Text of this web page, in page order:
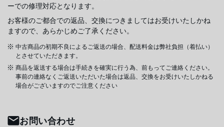
ーでの修理対応となります。
お客様のご都合での返品、交換につきましてはお受けいたしかね
ますので、あらかじめご了承ください。
中古商品の初期不良によるご返送の場合、配送料金は弊社負担（着払い）
とさせていただきます。
商品を返送する場合は手続きを確実に行う為、前もってご連絡ください。
事前の連絡なくご返送いただいた場合は返品、交換をお受けいたしかねる
場合がございますのでご注意ください
お問い合わせ